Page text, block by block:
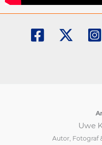
Uwe
Autor, Fotograf